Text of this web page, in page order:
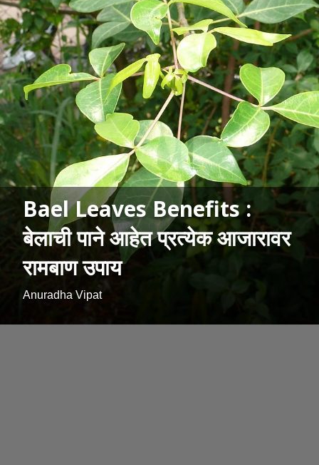
Bael Leaves Benefits :
बेलाची पाने आहेत प्रत्येक आजारावर
रामबाण उपाय
Anuradha Vipat